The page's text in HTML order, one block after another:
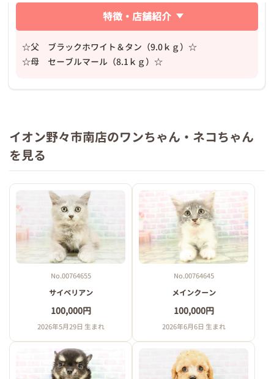
特徴・店舗紹介
☆父 ブラックホワイト＆タン（9.0ｋｇ）☆
☆母 セーブルマール（8.1ｋｇ）☆
イオン野々市南店のワンちゃん・ネコちゃん
を見る
No.00764655
サイベリアン
100,000円
2026年5月29日 生まれ
No.00764645
メインクーン
100,000円
2026年6月6日 生まれ